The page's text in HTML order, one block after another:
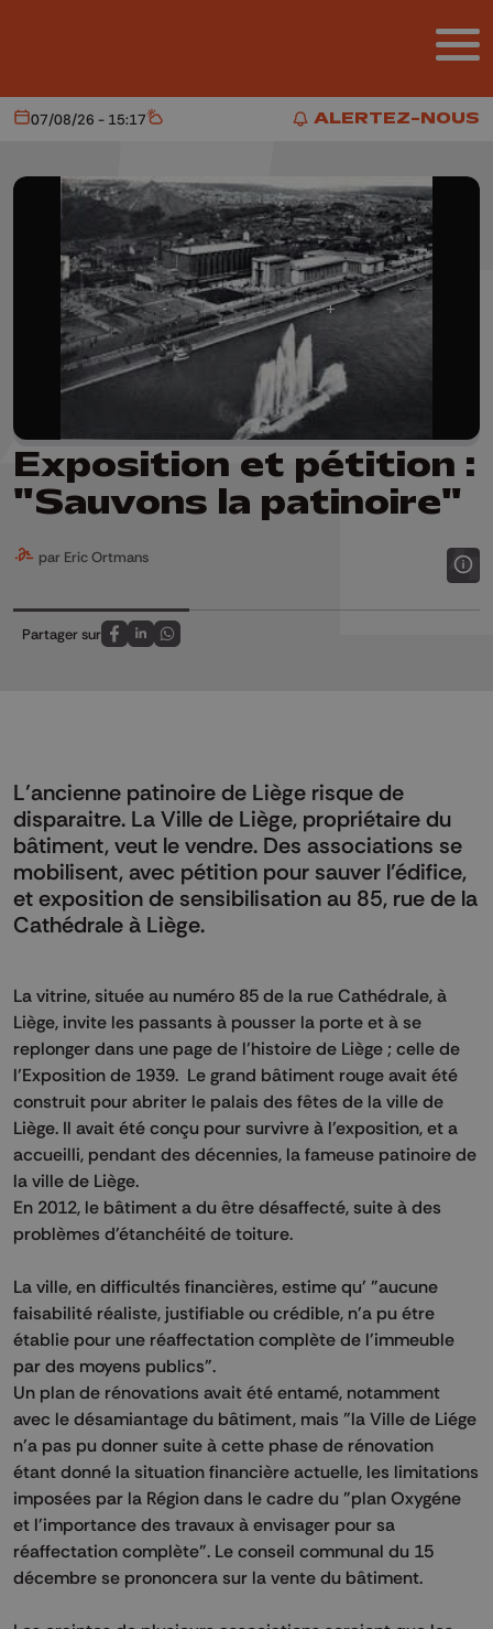
ALERTEZ-NOUS
ALERTEZ-NOUS
Aujourd'hui
07/08/26 - 15:17 Météo
Exposition et pétition :
"Sauvons la patinoire"
par Eric Ortmans
Partager sur
Partagez sur FaceBook
Partagez sur LinkedIn
Partagez sur Whatsapp
L’ancienne patinoire de Liège risque de
disparaitre. La Ville de Liège, propriétaire du
bâtiment, veut le vendre. Des associations se
mobilisent, avec pétition pour sauver l'édifice,
et exposition de sensibilisation au 85, rue de la
Cathédrale à Liège.
La vitrine, située au numéro 85 de la rue Cathédrale, à
Liège, invite les passants à pousser la porte et à se
replonger dans une page de l’histoire de Liège ; celle de
l’Exposition de 1939. Le grand bâtiment rouge avait été
construit pour abriter le palais des fêtes de la ville de
Liège. Il avait été conçu pour survivre à l'exposition, et a
accueilli, pendant des décennies, la fameuse patinoire de
la ville de Liège.
En 2012, le bâtiment a du être désaffecté, suite à des
problèmes d'étanchéité de toiture.
La ville, en difficultés financières, estime qu' "aucune
faisabilité réaliste, justifiable ou crédible, n'a pu étre
établie pour une réaffectation complète de l'immeuble
par des moyens publics".
Un plan de rénovations avait été entamé, notamment
avec le désamiantage du bâtiment, mais "la Ville de Liége
n’a pas pu donner suite à cette phase de rénovation
étant donné la situation financière actuelle, les limitations
imposées par la Région dans le cadre du "plan Oxygéne
et l'importance des travaux à envisager pour sa
réaffectation complète". Le conseil communal du 15
décembre se prononcera sur la vente du bâtiment.